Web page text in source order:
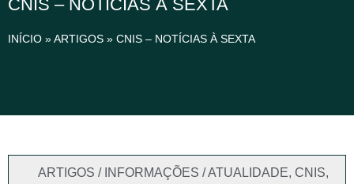
CNIS – NOTÍCIAS À SEXTA
INÍCIO »ARTIGOS » CNIS – NOTÍCIAS À SEXTA
ARTIGOS / INFORMAÇÕES / ATUALIDADE, CNIS,